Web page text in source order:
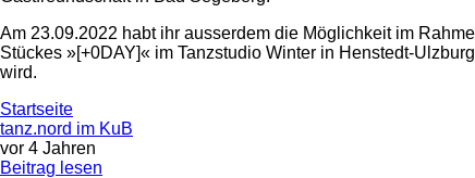
Am 23.09.2022 habt ihr ausserdem die Möglichkeit im
Stückes »[+0DAY]« im Tanzstudio Winter in Henstedt-
wird.
Startseite
tanz.nord im KuB
vor 4 Jahren
Beitrag lesen